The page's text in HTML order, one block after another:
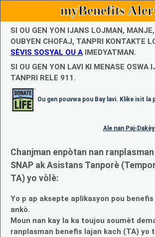
myBenefits
SI OU GEN YON IJANS LOJMAN,
OUBYEN CHOFAJ, TANPRI KONTAKTE
SÈVIS SOSYAL OU A IMEDYATMAN.
SI OU GEN YON LAVI KI MENASE OSWA
TANPRI RELE 911.
Ou gen pouvwa pou Bay lavi. Klike isit
Ale nan Paj-
Chanjman enpòtan nan
SNAP ak Asistans Tanporè
TA) yo vòlè:
Yo p ap aksepte aplikasyon pou benefis
ankò.
Moun nan kay la ka toujou soumèt
ranplasman benefis lajan kach (TA) yo